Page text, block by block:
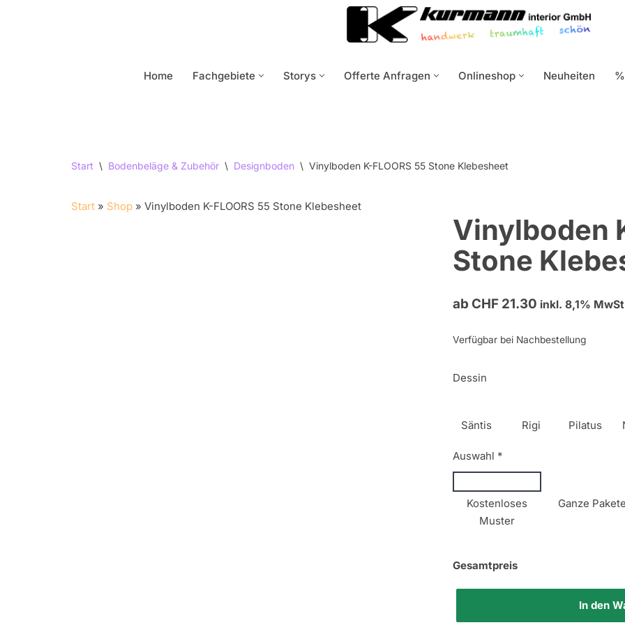
Home Fachgebiete Storys Offerte Anfragen Onlineshop Neuheiten
Start \ Bodenbeläge & Zubehör \ Designboden \ Vinylboden K-FLOORS 55 Stone Klebesheet
Start » Shop » Vinylboden K-FLOORS 55 Stone Klebesheet
PREIS!Vinylboden
Stone
ab CHF 21.30 inkl. 8,1% MwSt
Verfügbar bei Nachbestellung
Dessin
Säntis Rigi Pilatus
Auswahl *
Kostenloses
Muster
Ganze Pakete
Gesamtpreis
In den